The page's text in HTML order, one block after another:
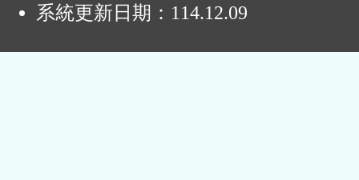
系統更新日期： 114.12.09